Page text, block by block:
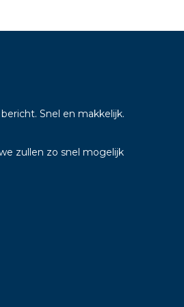
Snel en makkelijk.
zullen zo snel mogelijk